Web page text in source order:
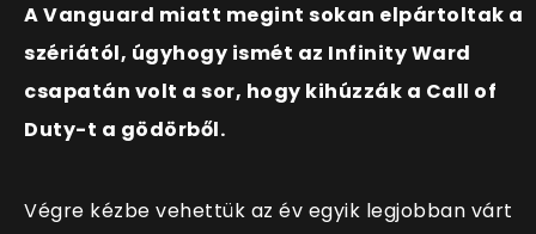
A Vanguard miatt megint sokan elpártoltak a
szériától, úgyhogy ismét az Infinity Ward
csapatán volt a sor, hogy kihúzzák a Call of
Duty-t a gödörből.
Végre kézbe vehettük az év egyik legjobban várt